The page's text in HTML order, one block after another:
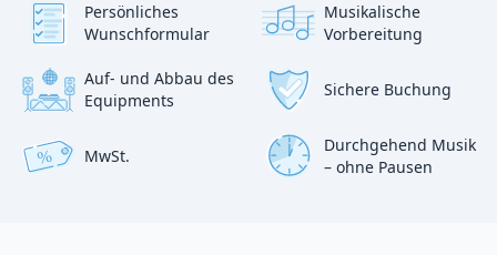
Persönliches
Wunschformular
Musikalische
Vorbereitung
Auf- und Abbau des
Equipments
Sichere Buchung
% MwSt.
Durchgehend Musik
– ohne Pausen